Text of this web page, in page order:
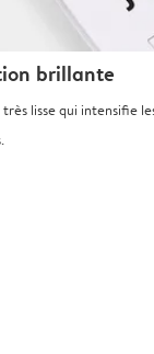
brillante
lisse qui intensifie